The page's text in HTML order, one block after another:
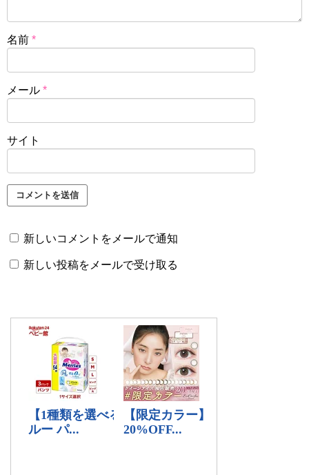
名前 *
メール *
サイト
新しいコメントをメールで通知
新しい投稿をメールで受け取る